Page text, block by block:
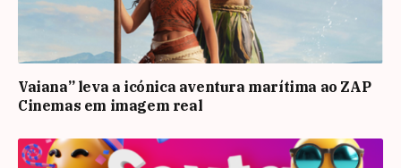
Vaiana” leva a icónica aventura marítima ao ZAP
Cinemas em imagem real